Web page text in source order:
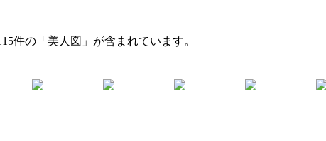
件の「美人図」が含まれています。